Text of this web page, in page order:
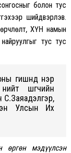
болон тус
шийдвэрлэв.
ХҮН намын
тус тус
гишүүнд нэр
шүүгчийн
С.Заяадэлгэр,
Улсын Их
өргөн мэдүүлсэн